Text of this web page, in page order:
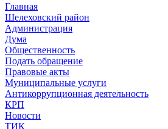
Главная
Шелеховский район
Администрация
Дума
Общественность
Подать обращение
Правовые акты
Муниципальные услуги
Антикоррупционная деятельность
КРП
Новости
ТИК